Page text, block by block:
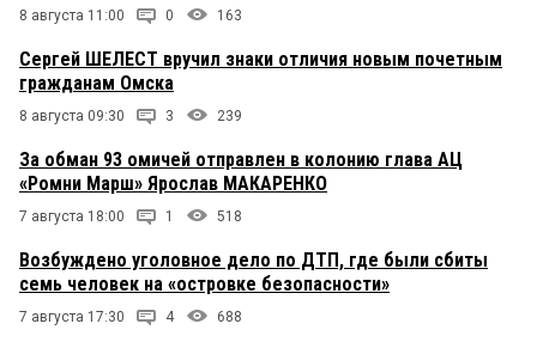
8 августа 11:00 0 163
Сергей ШЕЛЕСТ вручил знаки отличия новым почетным
гражданам Омска
8 августа 09:30 3 239
За обман 93 омичей отправлен в колонию глава АЦ
«Ромни Марш» Ярослав МАКАРЕНКО
7 августа 18:00 1 518
Возбуждено уголовное дело по ДТП, где были сбиты
семь человек на «островке безопасности»
7 августа 17:30 4 688